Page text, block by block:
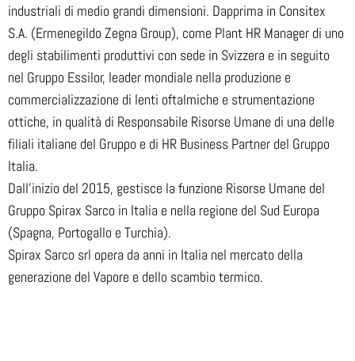
industriali di medio grandi dimensioni. Dapprima in Consitex
S.A. (Ermenegildo Zegna Group), come Plant HR Manager di uno
degli stabilimenti produttivi con sede in Svizzera e in seguito
nel Gruppo Essilor, leader mondiale nella produzione e
commercializzazione di lenti oftalmiche e strumentazione
ottiche, in qualità di Responsabile Risorse Umane di una delle
filiali italiane del Gruppo e di HR Business Partner del Gruppo
Italia.
Dall’inizio del 2015, gestisce la funzione Risorse Umane del
Gruppo Spirax Sarco in Italia e nella regione del Sud Europa
(Spagna, Portogallo e Turchia).
Spirax Sarco srl opera da anni in Italia nel mercato della
generazione del Vapore e dello scambio termico.